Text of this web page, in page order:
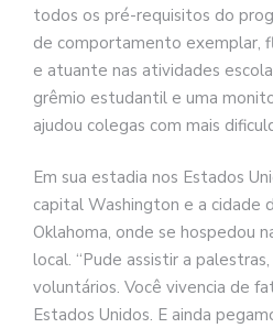
todos os pré-requisitos do
de comportamento exemplar,
e atuante nas atividades
grêmio estudantil e uma
ajudou colegas com mais
Em sua estadia nos Estados
capital Washington e a cidade
Oklahoma, onde se hospedou
local. “Pude assistir a
voluntários. Você vivencia de
Estados Unidos. E ainda